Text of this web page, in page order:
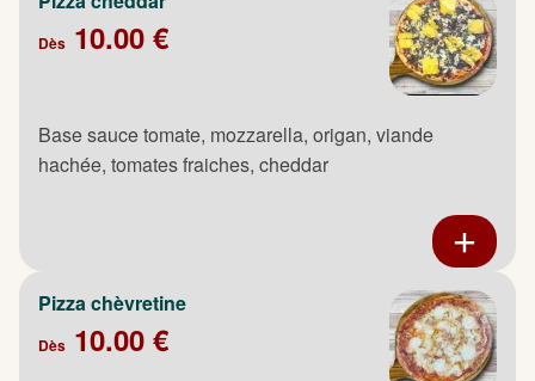
Dès 10.00 €
Base sauce tomate, mozzarella, origan, viande
hachée, tomates fraiches, cheddar
Pizza chèvretine
Dès 10.00 €